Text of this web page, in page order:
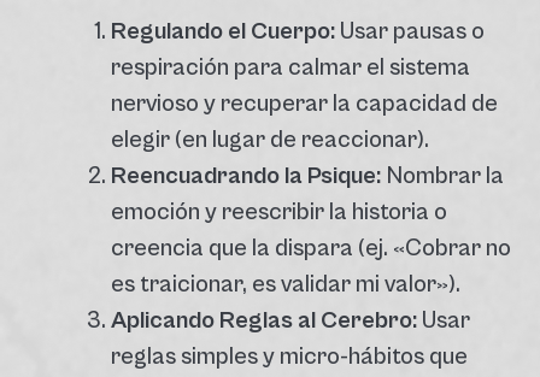
Regulando el Cuerpo: Usar pausas o
respiración para calmar el sistema
nervioso y recuperar la capacidad de
elegir (en lugar de reaccionar).
Reencuadrando la Psique: Nombrar la
emoción y reescribir la historia o
creencia que la dispara (ej. «Cobrar no
es traicionar, es validar mi valor»).
Aplicando Reglas al Cerebro: Usar
reglas simples y micro-hábitos que